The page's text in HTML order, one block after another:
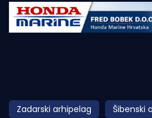
Početna
Obala
Zadarski arhipelag Šibenski